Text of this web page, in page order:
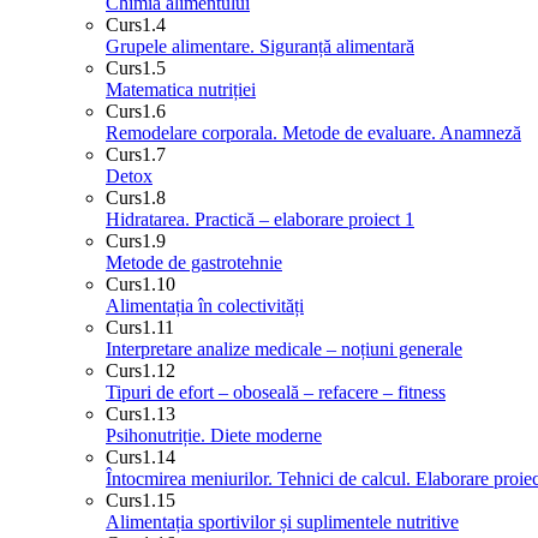
Curs1.4
Grupele alimentare. Siguranță alimentară
Curs1.5
Matematica nutriției
Curs1.6
Remodelare corporala. Metode de evaluare. Anamneză
Curs1.7
Detox
Curs1.8
Hidratarea. Practică – elaborare proiect 1
Curs1.9
Metode de gastrotehnie
Curs1.10
Alimentația în colectivități
Curs1.11
Interpretare analize medicale – noțiuni generale
Curs1.12
Tipuri de efort – oboseală – refacere – fitness
Curs1.13
Psihonutriție. Diete moderne
Curs1.14
Întocmirea meniurilor. Tehnici de calcul. Elaborare
Curs1.15
Alimentația sportivilor și suplimentele nutritive